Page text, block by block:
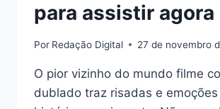
para assistir agora
Por Redação Digital 27 de novembro
O pior vizinho do mundo filme
dublado traz risadas e